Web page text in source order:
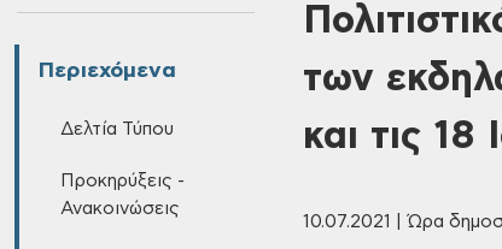
Περιεχόμενα
Δελτία Τύπου
Προκηρύξεις -
Ανακοινώσεις
των
και τις 18
10.07.2021 | Ώρα